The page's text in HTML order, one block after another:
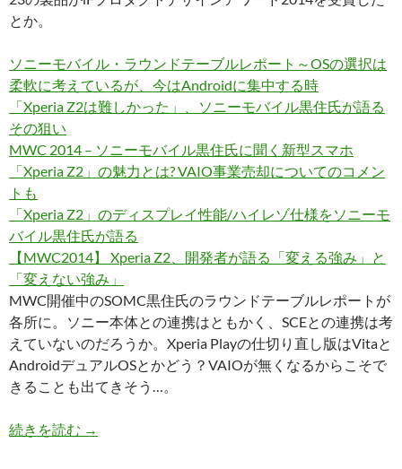
とか。
ソニーモバイル・ラウンドテーブルレポート～OSの選択は
柔軟に考えているが、今はAndroidに集中する時
「Xperia Z2は難しかった」、ソニーモバイル黒住氏が語る
その狙い
MWC 2014 – ソニーモバイル黒住氏に聞く新型スマホ
「Xperia Z2」の魅力とは? VAIO事業売却についてのコメン
トも
「Xperia Z2」のディスプレイ性能/ハイレゾ仕様をソニーモ
バイル黒住氏が語る
【MWC2014】 Xperia Z2、開発者が語る「変える強み」と
「変えない強み」
MWC開催中のSOMC黒住氏のラウンドテーブルレポートが
各所に。ソニー本体との連携はともかく、SCEとの連携は考
えていないのだろうか。Xperia Playの仕切り直し版はVitaと
AndroidデュアルOSとかどう？VAIOが無くなるからこそで
きることも出てきそう…。
続きを読む 2014/03/03版ソニー関連トピック～ブラビア
→